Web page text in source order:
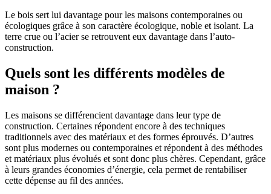
Le bois sert lui davantage pour les maisons contemporaines ou
écologiques grâce à son caractère écologique, noble et isolant. La
terre crue ou l’acier se retrouvent eux davantage dans l’auto-
construction.
Quels sont les différents modèles de
maison ?
Les maisons se différencient davantage dans leur type de
construction. Certaines répondent encore à des techniques
traditionnels avec des matériaux et des formes éprouvés. D’autres
sont plus modernes ou contemporaines et répondent à des méthodes
et matériaux plus évolués et sont donc plus chères. Cependant, grâce
à leurs grandes économies d’énergie, cela permet de rentabiliser
cette dépense au fil des années.